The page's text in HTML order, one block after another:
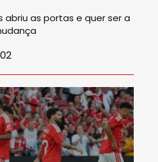
abriu as portas e quer ser a